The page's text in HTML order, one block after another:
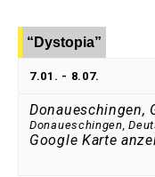
“Dystopia”
7.01. - 8.07.
Donaueschingen,
Donaueschingen,
Google Karte